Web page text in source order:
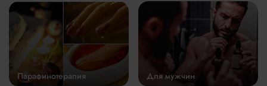
Парафинотерапия Для мужчин